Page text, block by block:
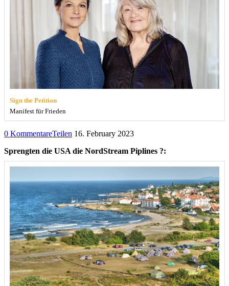
Sign the Petition
Manifest für Frieden
0 KommentareTeilen 16. February 2023
Sprengten die USA die NordStream Piplines ?: